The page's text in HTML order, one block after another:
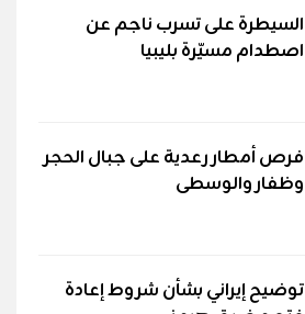
السيطرة على تسرب ناجم عن
اصطدام مسيّرة بليبيا
فرص أمطار رعدية على جبال الحجر
وظفار والوسطى
توضيح إيراني بشأن شروط إعادة